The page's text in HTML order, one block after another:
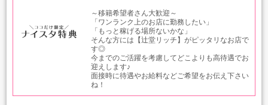
～移籍希望者さん大歓迎～
「ワンランク上のお店に勤務したい」
「もっと稼げる場所ないかな」
そんな方には【辻堂リッチ】がピッタリなお店で
す◎
今までのご活躍を考慮してどこよりも高待遇でお
迎えします♪
面接時に待遇やお給料などご希望をお伝え下さい
ね！